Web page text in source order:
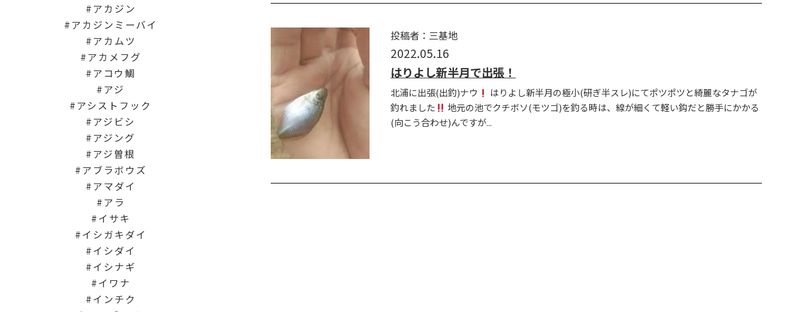
投稿者：三基地
2022.05.16
はりよし新半月で出張！
北浦に出張(出釣)ナウ
はりよし新半月の極小(研ぎ半スレ)にてポツポツと綺麗なタナゴが
釣れました
地元の池でクチボソ(モツゴ)を釣る時は、線が細くて軽い鈎だと勝手にかかる
(向こう合わせ)んですが...
アカジン
アカジンミーバイ
アカムツ
アカメフグ
アコウ鯛
アジ
アシストフック
アジビシ
アジング
アジ曽根
アブラボウズ
アマダイ
アラ
イサキ
イシガキダイ
イシダイ
イシナギ
イワナ
インチク